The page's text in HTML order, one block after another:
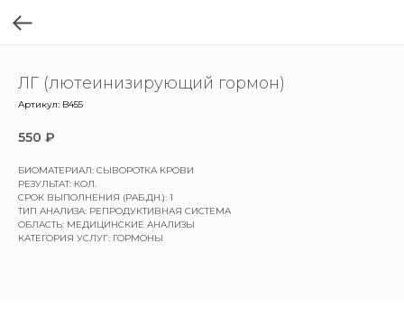
ЛГ (лютеинизирующий гормон)
Артикул: B455
550 ₽
БИОМАТЕРИАЛ: СЫВОРОТКА КРОВИ
РЕЗУЛЬТАТ: КОЛ.
СРОК ВЫПОЛНЕНИЯ (РАБ.ДН.): 1
ТИП АНАЛИЗА: РЕПРОДУКТИВНАЯ СИСТЕМА
ОБЛАСТЬ: МЕДИЦИНСКИЕ АНАЛИЗЫ
КАТЕГОРИЯ УСЛУГ: ГОРМОНЫ